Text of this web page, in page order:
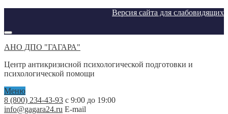
Версия сайта для слабовидящих
АНО ДПО "ГАГАРА"
Центр антикризисной психологической подготовки и
психологической помощи
Меню
8 (800) 234-43-93 с 9:00 до 19:00
info@gagara24.ru E-mail